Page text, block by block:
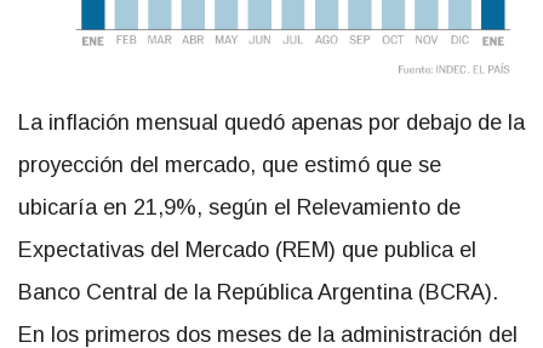
La inflación mensual quedó apenas por debajo de la
proyección del mercado, que estimó que se
ubicaría en 21,9%, según el Relevamiento de
Expectativas del Mercado (REM) que publica el
Banco Central de la República Argentina (BCRA).
En los primeros dos meses de la administración del